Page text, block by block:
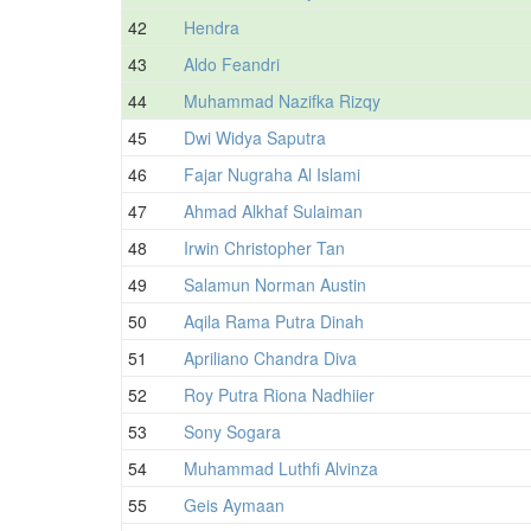
42
Hendra
43
Aldo Feandri
44
Muhammad Nazifka Rizqy
45
Dwi Widya Saputra
46
Fajar Nugraha Al Islami
47
Ahmad Alkhaf Sulaiman
48
Irwin Christopher Tan
49
Salamun Norman Austin
50
Aqila Rama Putra Dinah
51
Apriliano Chandra Diva
52
Roy Putra Riona Nadhiier
53
Sony Sogara
54
Muhammad Luthfi Alvinza
55
Geis Aymaan